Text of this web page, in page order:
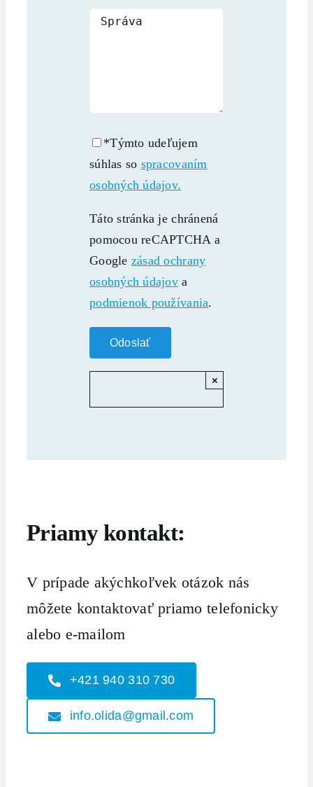
*Týmto udeľujem
súhlas so spracovaním
osobných údajov.
Táto stránka je chránená
pomocou reCAPTCHA a
Google zásad ochrany
osobných údajov a
podmienok používania.
×
Priamy kontakt:
V prípade akýchkoľvek otázok nás
môžete kontaktovať priamo telefonicky
alebo e-mailom
+421 940 310 730
info.olida@gmail.com